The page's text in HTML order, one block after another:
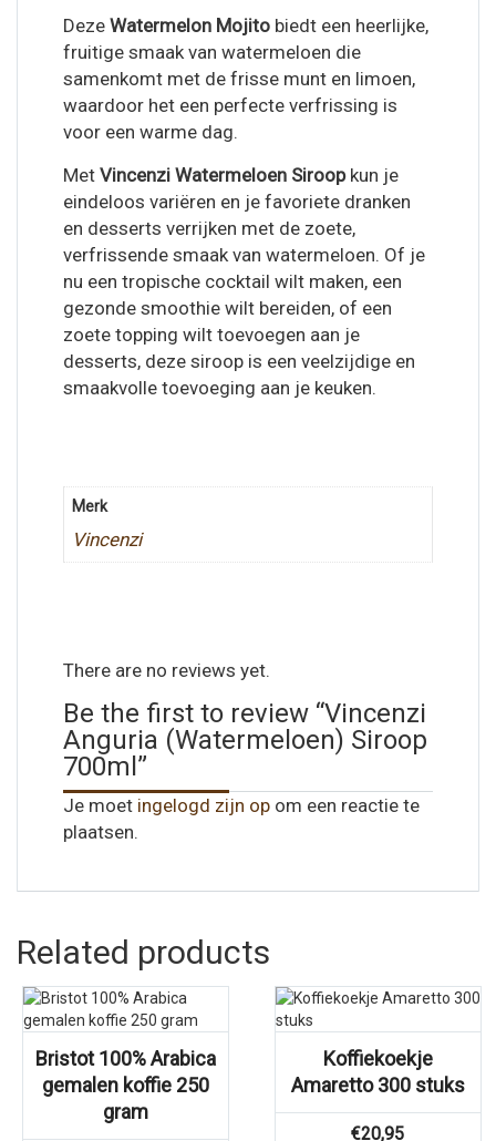
Deze Watermelon Mojito biedt een heerlijke,
fruitige smaak van watermeloen die
samenkomt met de frisse munt en limoen,
waardoor het een perfecte verfrissing is
voor een warme dag.
Met Vincenzi Watermeloen Siroopkun je
eindeloos variëren en je favoriete dranken
en desserts verrijken met de zoete,
verfrissende smaak van watermeloen. Of je
nu een tropische cocktail wilt maken, een
gezonde smoothie wilt bereiden, of een
zoete topping wilt toevoegen aan je
desserts, deze siroop is een veelzijdige en
smaakvolle toevoeging aan je keuken.
Merk
Vincenzi
There are no reviews yet.
Be the first to review “Vincenzi
Anguria (Watermeloen) Siroop
700ml”
Je moet ingelogd zijn op om een reactie te
plaatsen.
Related products
Bristot 100% Arabica
gemalen koffie 250
gram
Koffiekoekje
Amaretto 300 stuks
€20,95